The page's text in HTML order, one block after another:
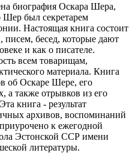
биография Оскара Шера,
был секретарем
Настоящая книга состоит
писем, бесед, которые дают
и как о писателе.
всем товарищам,
материала. Книга
об Оскаре Шере, его
а также отрывков из его
книга - результат
архивов, воспоминаний
к ежегодной
Эстонской ССР имени
литературы.